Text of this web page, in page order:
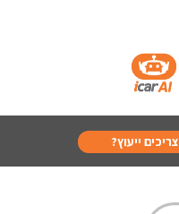
צריכים ייעוץ?